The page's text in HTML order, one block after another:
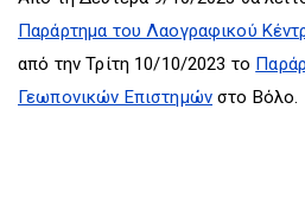
Παράρτημα του Λαογραφικού
από την Τρίτη 10/10/2023 το
Γεωπονικών Επιστημών στο Βόλο.